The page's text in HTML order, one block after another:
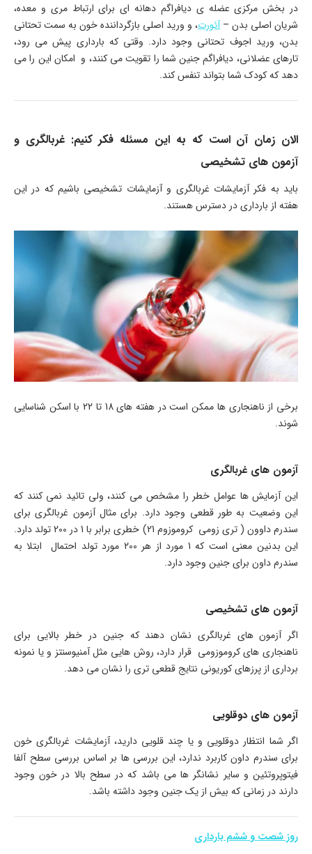
در بخش مرکزی عضله ی دیافراگم دهانه ای برای ارتباط مری و معده،
شریان اصلی بدن –آئورت، و ورید اصلی بازگرداننده خون به سمت تحتانی
بدن، ورید اجوف تحتانی وجود دارد. وقتی که بارداری پیش می رود،
تارهای عضلانی، دیافراگم جنین شما را تقویت می کنند، و امکان این را می
دهد که کودک شما بتواند تنفس کند.
الان زمان آن است که به این مسئله فکر کنیم: غربالگری و
آزمون های تشخیصی
باید به فکر آزمایشات غربالگری و آزمایشات تشخیصی باشیم که در این
هفته از بارداری در دسترس هستند.
برخی از ناهنجاری ها ممکن است در هفته های 18 تا 22 با اسکن شناسایی
شوند.
آزمون های غربالگری
این آزمایش ها عوامل خطر را مشخص می کنند، ولی تائید نمی کنند که
این وضعیت به طور قطعی وجود دارد. برای مثال آزمون غربالگری برای
سندرم داوون ( تری زومی کروموزوم 21) خطری برابر با 1 در 200 تولد دارد.
این بدنین معنی است که 1 مورد از هر 200 مورد تولد احتمال ابتلا به
سندرم داون برای جنین وجود دارد.
آزمون های تشخیصی
اگر آزمون های غربالگری نشان دهند که جنین در خطر بالایی برای
ناهنجاری های کروموزومی قرار دارد، روش هایی مثل آمنیوسنتز و یا نمونه
برداری از پرزهای کوریونی نتایج قطعی تری را نشان می دهد.
آزمون های دوقلویی
اگر شما انتظار دوقلویی و یا چند قلویی دارید، آزمایشات غربالگری خون
برای سندرم داون کاربرد ندارد، این بررسی ها بر اساس بررسی سطح آلفا
فیتوپروتئین و سایر نشانگر ها می باشد که در سطح بالا در خون وجود
دارند در زمانی که بیش از یک جنین وجود داشته باشد.
روز شصت و ششم بارداری